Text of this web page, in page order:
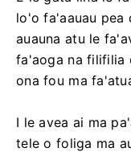
lo'o fa'aauau pea
auauna atu le
fa'aoga na filifilia
ona fou ma
I le avea ai ma
tele o foliga ma